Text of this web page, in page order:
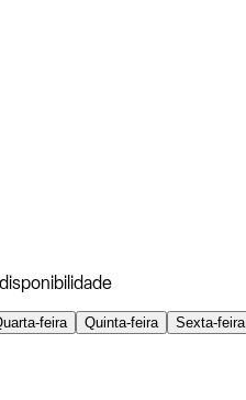
feira Quinta-feira Sexta-feira